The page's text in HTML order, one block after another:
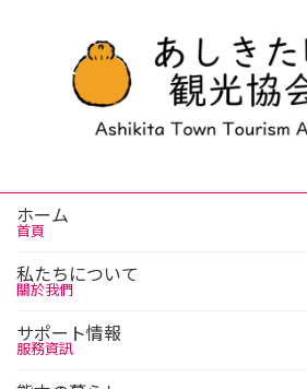
ホーム
首頁
私たちについて
關於我們
サポート情報
服務資訊